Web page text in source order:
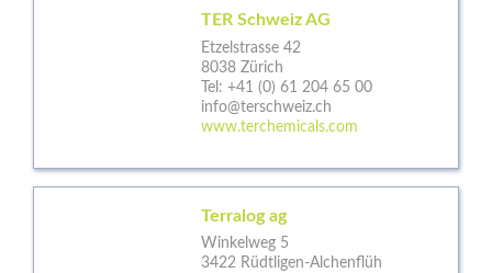
TER Schweiz AG
Etzelstrasse 42
8038 Zürich
Tel: +41 (0) 61 204 65 00
info@terschweiz.ch
www.terchemicals.com
Terralog ag
Winkelweg 5
3422 Rüdtligen-Alchenflüh